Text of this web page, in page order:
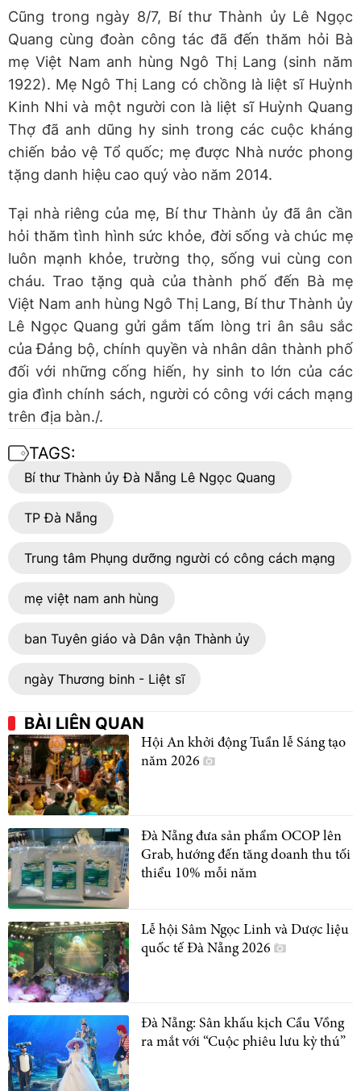
Cũng trong ngày 8/7, Bí thư Thành ủy Lê Ngọc
Quang cùng đoàn công tác đã đến thăm hỏi Bà
mẹ Việt Nam anh hùng Ngô Thị Lang (sinh năm
1922). Mẹ Ngô Thị Lang có chồng là liệt sĩ Huỳnh
Kinh Nhi và một người con là liệt sĩ Huỳnh Quang
Thợ đã anh dũng hy sinh trong các cuộc kháng
chiến bảo vệ Tổ quốc; mẹ được Nhà nước phong
tặng danh hiệu cao quý vào năm 2014.
Tại nhà riêng của mẹ, Bí thư Thành ủy đã ân cần
hỏi thăm tình hình sức khỏe, đời sống và chúc mẹ
luôn mạnh khỏe, trường thọ, sống vui cùng con
cháu. Trao tặng quà của thành phố đến Bà mẹ
Việt Nam anh hùng Ngô Thị Lang, Bí thư Thành ủy
Lê Ngọc Quang gửi gắm tấm lòng tri ân sâu sắc
của Đảng bộ, chính quyền và nhân dân thành phố
đối với những cống hiến, hy sinh to lớn của các
gia đình chính sách, người có công với cách mạng
trên địa bàn./.
TAGS:
Bí thư Thành ủy Đà Nẵng Lê Ngọc Quang
TP Đà Nẵng
Trung tâm Phụng dưỡng người có công cách mạng
mẹ việt nam anh hùng
ban Tuyên giáo và Dân vận Thành ủy
ngày Thương binh - Liệt sĩ
BÀI LIÊN QUAN
Hội An khởi động Tuần lễ Sáng tạo
năm 2026
Đà Nẵng đưa sản phẩm OCOP lên
Grab, hướng đến tăng doanh thu tối
thiểu 10% mỗi năm
Lễ hội Sâm Ngọc Linh và Dược liệu
quốc tế Đà Nẵng 2026
Đà Nẵng: Sân khấu kịch Cầu Vồng
ra mắt với “Cuộc phiêu lưu kỳ thú”